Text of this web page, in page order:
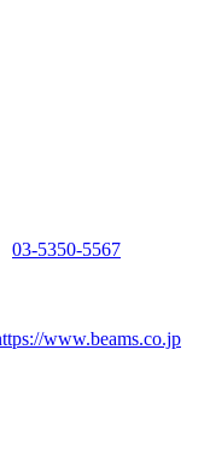
03-5350-5567
www.beams.co.jp